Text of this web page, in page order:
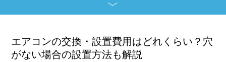
エアコンの交換・設置費用はどれくらい？穴
がない場合の設置方法も解説